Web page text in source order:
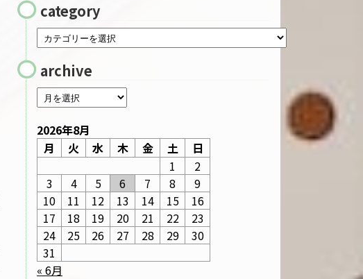
category
archive
2026年8月
月
火 水 木 金 土
日
1
2
3
4 5 6 7 8
9
10
11 12 13 14 15
16
17
18 19 20 21 22
23
24
25 26 27 28 29
30
31
« 6月